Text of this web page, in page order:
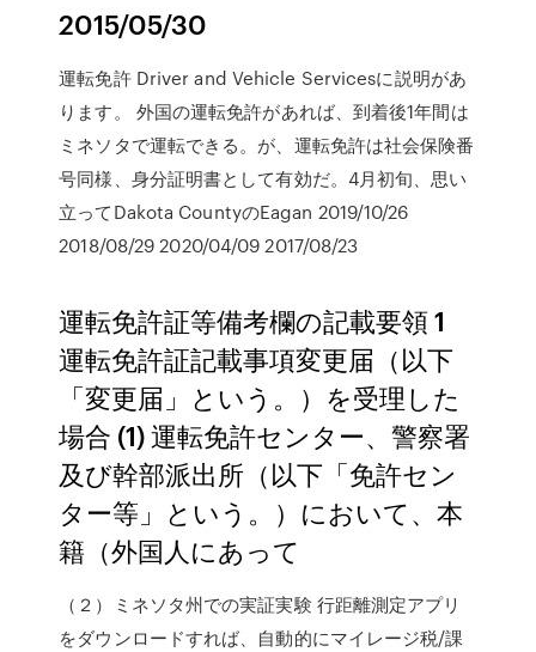
2015/05/30
運転免許 Driver and Vehicle Servicesに説明があ
ります。 外国の運転免許があれば、到着後1年間は
ミネソタで運転できる。が、運転免許は社会保険番
号同様、身分証明書として有効だ。4月初旬、思い
立ってDakota CountyのEagan 2019/10/26
2018/08/29 2020/04/09 2017/08/23
運転免許証等備考欄の記載要領 1
運転免許証記載事項変更届（以下
「変更届」という。）を受理した
場合 (1) 運転免許センター、警察署
及び幹部派出所（以下「免許セン
ター等」という。）において、本
籍（外国人にあって
（２）ミネソタ州での実証実験 行距離測定アプリ
をダウンロードすれば、自動的にマイレージ税/課